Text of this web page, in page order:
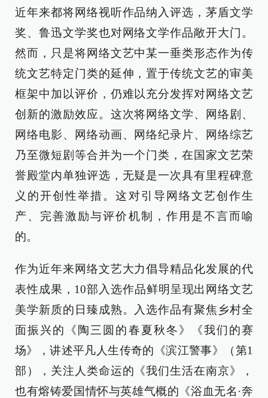
近年来都将网络视听作品纳入评选，茅盾文学
奖、鲁迅文学奖也对网络文学作品敞开大门。
然而，只是将网络文艺中某一垂类形态作为传
统文艺特定门类的延伸，置于传统文艺的审美
框架中加以评价，仍难以充分发挥对网络文艺
创新的激励效应。这次将网络文学、网络剧、
网络电影、网络动画、网络纪录片、网络综艺
乃至微短剧等合并为一个门类，在国家文艺荣
誉殿堂内单独评选，无疑是一次具有里程碑意
义的开创性举措。这对引导网络文艺创作生
产、完善激励与评价机制，作用是不言而喻
的。
作为近年来网络文艺大力倡导精品化发展的代
表性成果，10部入选作品鲜明呈现出网络文艺
美学新质的日臻成熟。入选作品有聚焦乡村全
面振兴的《陶三圆的春夏秋冬》《我们的赛
场》，讲述平凡人生传奇的《滨江警事》（第1
部），关注人类命运的《我们生活在南京》，
也有熔铸爱国情怀与英雄气概的《浴血无名·奔